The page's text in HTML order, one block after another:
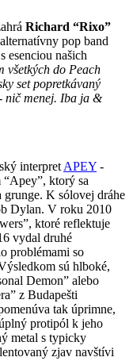
Richard “Rixo”
pop band
esenciou našich
všetkých do Peach
set popretkávaný
nič menej. Iba ja &
interpret APEY -
ktorý sa
K sólovej dráhe
Dylan. V roku 2010
ktoré reflektuje
vydal druhé
problémami so
sú hlboké,
Demon” alebo
z Budapešti
tak úprimne,
protipól k jeho
metal s typicky
zjav navštívi